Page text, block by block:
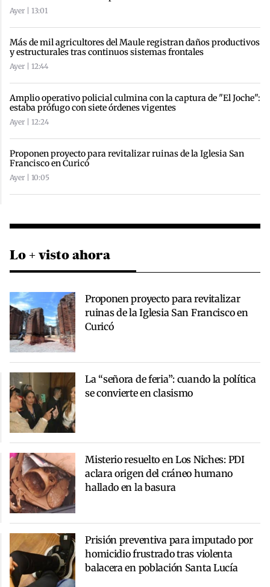
Ayer | 13:01
Más de mil agricultores del Maule registran daños productivos
y estructurales tras continuos sistemas frontales
Ayer | 12:44
Amplio operativo policial culmina con la captura de "El Joche":
estaba prófugo con siete órdenes vigentes
Ayer | 12:24
Proponen proyecto para revitalizar ruinas de la Iglesia San
Francisco en Curicó
Ayer | 10:05
Lo + visto ahora
Proponen proyecto para revitalizar
ruinas de la Iglesia San Francisco en
Curicó
La “señora de feria”: cuando la política
se convierte en clasismo
Misterio resuelto en Los Niches: PDI
aclara origen del cráneo humano
hallado en la basura
Prisión preventiva para imputado por
homicidio frustrado tras violenta
balacera en población Santa Lucía